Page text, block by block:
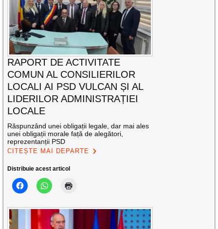
RAPORT DE ACTIVITATE
COMUN AL CONSILIERILOR
LOCALI AI PSD VULCAN ȘI AL
LIDERILOR ADMINISTRAȚIEI
LOCALE
Răspunzând unei obligații legale, dar mai ales
unei obligații morale față de alegători,
reprezentanții PSD
CITEȘTE MAI DEPARTE
Distribuie acest articol